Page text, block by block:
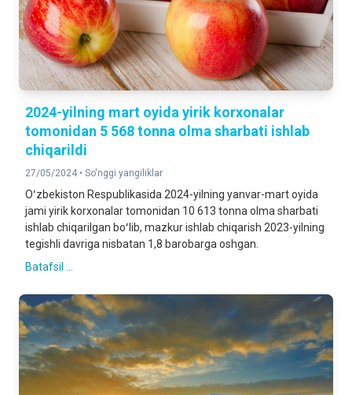
2024-yilning mart oyida yirik korxonalar
tomonidan 5 568 tonna olma sharbati ishlab
chiqarildi
27/05/2024 • So'nggi yangiliklar
Oʻzbekiston Respublikasida 2024-yilning yanvar-mart oyida
jami yirik korxonalar tomonidan 10 613 tonna olma sharbati
ishlab chiqarilgan boʻlib, mazkur ishlab chiqarish 2023-yilning
tegishli davriga nisbatan 1,8 barobarga oshgan.
Batafsil ...